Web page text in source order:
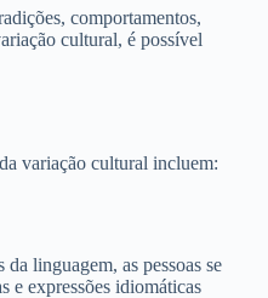
comportamentos,
cultural, é possível
variação cultural incluem:
linguagem, as pessoas se
e expressões idiomáticas